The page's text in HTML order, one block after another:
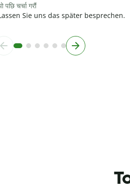
पछि चर्चा गरौं
Sie uns das später besprechen.